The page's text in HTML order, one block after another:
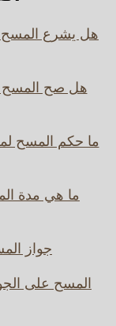
هل يشرع المسح
هل صح المسح
ما حكم المسح
ما هي مدة
جواز
المسح على